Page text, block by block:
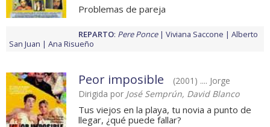
Problemas de pareja
REPARTO: Pere Ponce Viviana Saccone
Alberto
San Juan
Ana Risueño
Peor imposible
(2001) .... Jorge
Dirigida por José Semprún, David Blanco
Tus viejos en la playa, tu novia a punto de
llegar, ¿qué puede fallar?